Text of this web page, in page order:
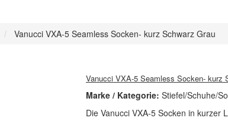
Vanucci VXA-5 Seamless Socken- kurz Schwarz Grau
Vanucci VXA-5 Seamless Socken- kurz
Marke / Kategorie: Stiefel/Schuhe/
Die Vanucci VXA-5 Socken in kurzer